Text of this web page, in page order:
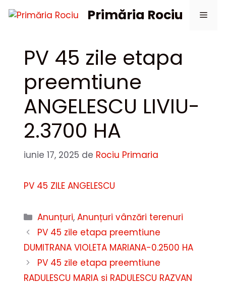
Primăria Rociu
PV 45 zile etapa
preemtiune
ANGELESCU LIVIU-
2.3700 HA
iunie 17, 2025 de Rociu Primaria
PV 45 ZILE ANGELESCU
Categorii
Anunțuri,Anunțuri vânzări terenuri
PV 45 zile etapa preemtiune
DUMITRANA VIOLETA MARIANA-0.2500 HA
PV 45 zile etapa preemtiune
RADULESCU MARIA si RADULESCU RAZVAN